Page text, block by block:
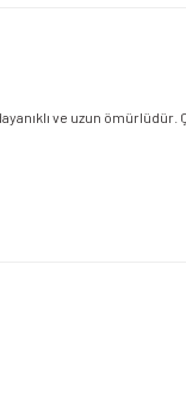
ve uzun ömürlüdür.